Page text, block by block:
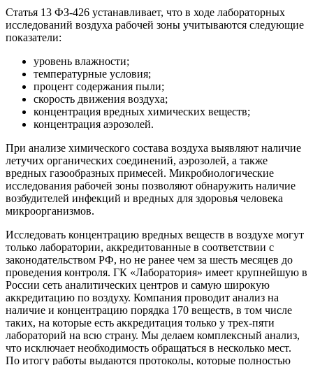
Статья 13 ФЗ-426 устанавливает, что в ходе лабораторных
исследований воздуха рабочей зоны учитываются следующие
показатели:
уровень влажности;
температурные условия;
процент содержания пыли;
скорость движения воздуха;
концентрация вредных химических веществ;
концентрация аэрозолей.
При анализе химического состава воздуха выявляют наличие
летучих органических соединений, аэрозолей, а также
вредных газообразных примесей. Микробиологические
исследования рабочей зоны позволяют обнаружить наличие
возбудителей инфекций и вредных для здоровья человека
микроорганизмов.
Исследовать концентрацию вредных веществ в воздухе могут
только лаборатории, аккредитованные в соответствии с
законодательством РФ, но не ранее чем за шесть месяцев до
проведения контроля. ГК «Лаборатория» имеет крупнейшую в
России сеть аналитических центров и самую широкую
аккредитацию по воздуху. Компания проводит анализ на
наличие и концентрацию порядка 170 веществ, в том числе
таких, на которые есть аккредитация только у трех-пяти
лабораторий на всю страну. Мы делаем комплексный анализ,
что исключает необходимость обращаться в несколько мест.
По итогу работы выдаются протоколы, которые полностью